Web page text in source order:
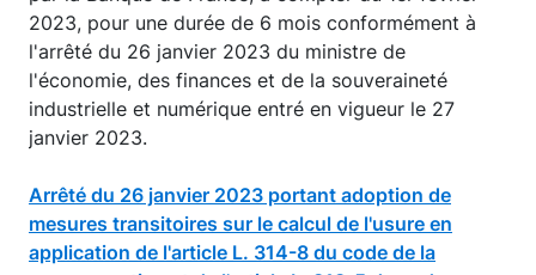
2023, pour une durée de 6 mois conformément à
l'arrêté du 26 janvier 2023 du ministre de
l'économie, des finances et de la souveraineté
industrielle et numérique entré en vigueur le 27
janvier 2023.
Arrêté du 26 janvier 2023 portant adoption de
mesures transitoires sur le calcul de l'usure en
application de l'article L. 314-8 du code de la